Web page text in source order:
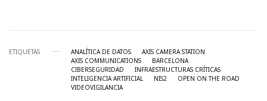
ETIQUETAS ANALÍTICA DE DATOS
AXIS CAMERA STATION
AXIS COMMUNICATIONS
BARCELONA
CIBERSEGURIDAD
INFRAESTRUCTURAS CRÍTICAS
INTELIGENCIA ARTIFICIAL
NIS2
OPEN ON THE ROAD
VIDEOVIGILANCIA